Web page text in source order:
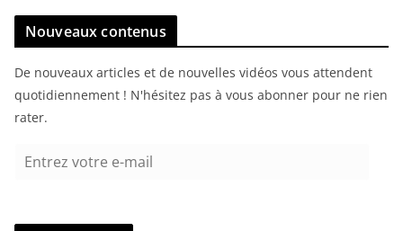
Nouveaux contenus
De nouveaux articles et de nouvelles vidéos vous attendent
quotidiennement ! N'hésitez pas à vous abonner pour ne rien
rater.
r